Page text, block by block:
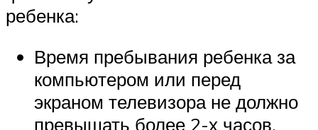
ребенка:
Время пребывания ребенка за
компьютером или перед
экраном телевизора не должно
превышать более 2-х часов.